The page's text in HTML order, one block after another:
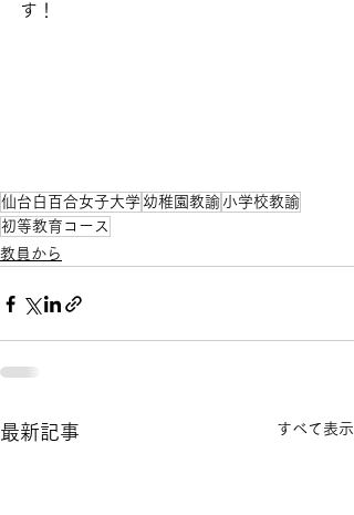
す！
仙台白百合女子大学幼稚園教諭 小学校教諭
初等教育コース
教員から
最新記事 すべて表示